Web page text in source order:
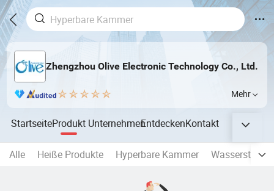
Zhengzhou Olive Electronic Technology Co., Ltd.
Mehr
StartseiteProdukt UnternehmenEntdeckenKontakt
Alle Heiße Produkte Hyperbare Kammer